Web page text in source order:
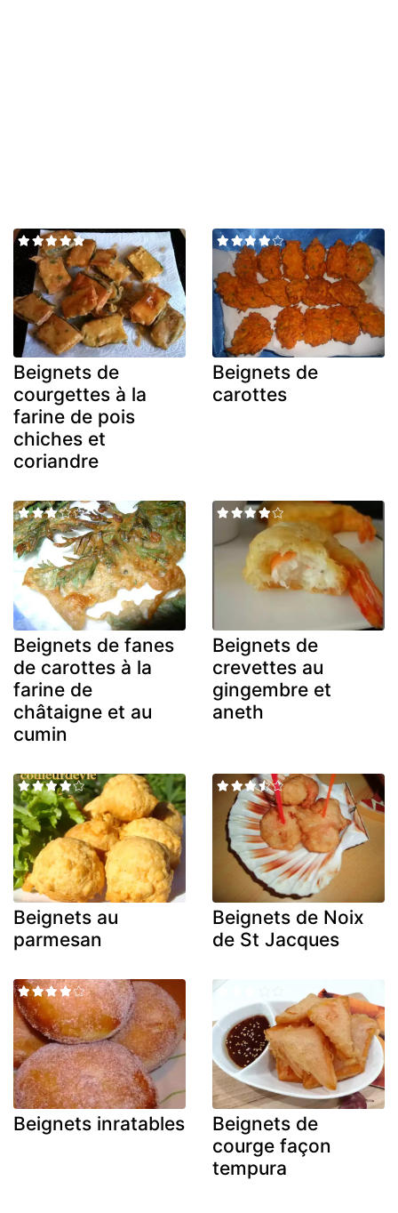
Beignets de
courgettes à la
farine de pois
chiches et
coriandre
Beignets de
carottes
Beignets de fanes
de carottes à la
farine de
châtaigne et au
cumin
Beignets de
crevettes au
gingembre et
aneth
Beignets au
parmesan
Beignets de Noix
de St Jacques
Beignets inratables
Beignets de
courge façon
tempura